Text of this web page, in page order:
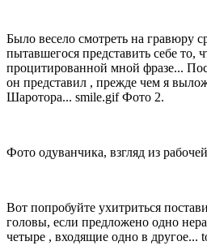
Было весело смотреть на гравюру
пытавшегося представить себе то,
процитированной мной фразе...
он представил , прежде чем я
Шаротора... smile.gif Фото 2.
Фото одуванчика, взгляд из
Вот попробуйте ухитриться
головы, если предложено одно
четыре , входящие одно в другое...